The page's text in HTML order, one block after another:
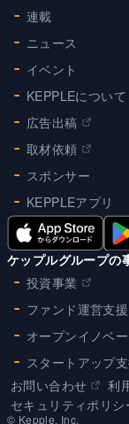
連載
ニュース
イベント
KEPPLEについて
広告出稿
取材依頼
スポンサー
KEPPLEアプリ
ケップルグループの
投資事業
ファンド運営支援
オープンイノベ
スタートアップ
お問い合わせ
利
セキュリティポリシ
©︎ Kepple, Inc.